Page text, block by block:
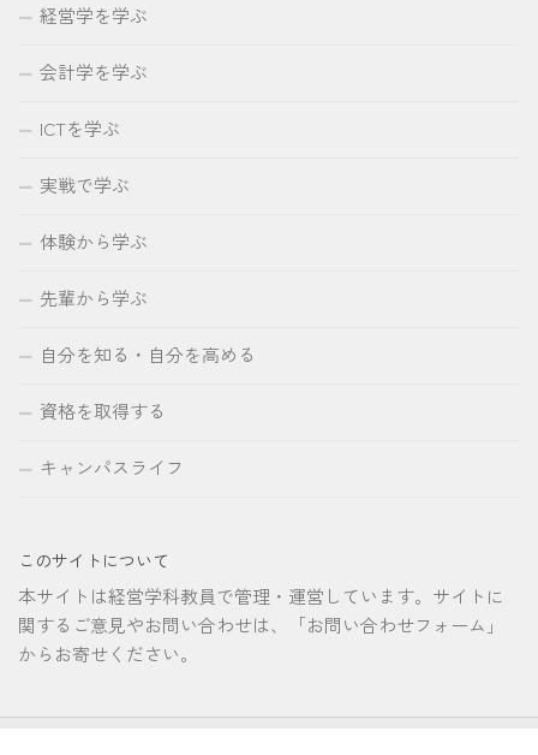
経営学を学ぶ
会計学を学ぶ
ICTを学ぶ
実戦で学ぶ
体験から学ぶ
先輩から学ぶ
自分を知る・自分を高める
資格を取得する
キャンパスライフ
このサイトについて
本サイトは経営学科教員で管理・運営しています。サイトに
関するご意見やお問い合わせは、「お問い合わせフォーム」
からお寄せください。